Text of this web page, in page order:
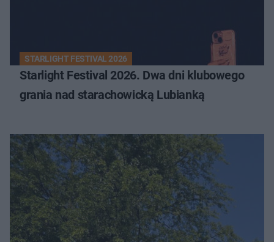
STARLIGHT FESTIVAL 2026
Starlight Festival 2026. Dwa dni klubowego
grania nad starachowicką Lubianką